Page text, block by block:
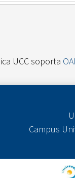
UCC soporta
Campus